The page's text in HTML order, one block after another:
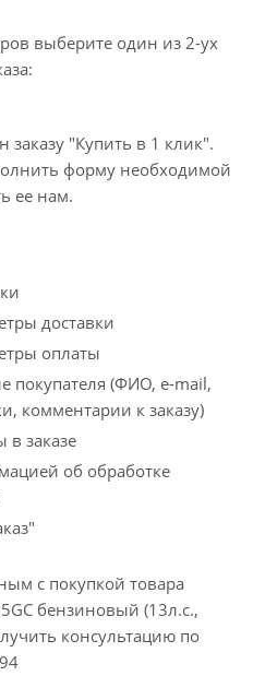
выберите один из 2-ух
заказу "Купить в 1 клик".
форму необходимой
ее нам.
доставки
оплаты
покупателя (ФИО, e-mail,
комментарии к заказу)
в заказе
об обработке
с покупкой товара
бензиновый (13л.с.,
консультацию по